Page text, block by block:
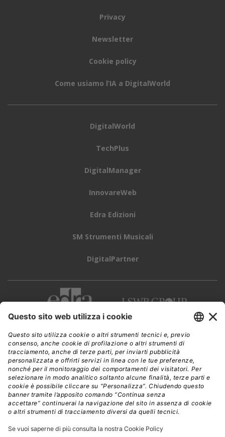
Privacy
Newsletter
Cookie policy
Come usiamo l’IA a DigitalWorld
DigitalWorld
TechPlus
DigitalManager
InnovareWeb
Edra Edizioni
SM Strumenti Musicali
DigitalPartner
CWI è una testata giornalistica diEdra Edizioni s.r.l.
Direzione, amministrazione, redazione, pubblicità
Viale Enrico Forlanini 21 - 20134 Milano
Tel. +39 02 881841
C.F./P IVA 13002100157
www.edraedizioni.it|Privacy
Follow Us